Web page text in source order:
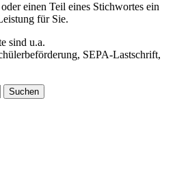
einen Teil eines Stichwortes ein
für Sie.
sind u.a.
SEPA-Lastschrift,
Suchen